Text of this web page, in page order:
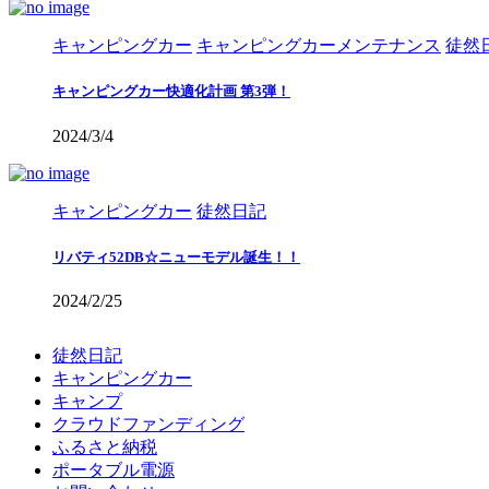
キャンピングカー キャンピングカーメンテナンス 徒然
キャンピングカー快適化計画 第3弾！
2024/3/4
キャンピングカー 徒然日記
リバティ52DB☆ニューモデル誕生！！
2024/2/25
徒然日記
キャンピングカー
キャンプ
クラウドファンディング
ふるさと納税
ポータブル電源